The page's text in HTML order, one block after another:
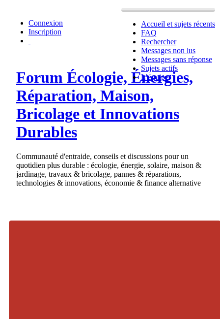
Accueil et sujets récents
FAQ
Rechercher
Messages non lus
Messages sans réponse
Sujets actifs
L’équipe
Connexion
Inscription
Forum Écologie, Énergies,
Réparation, Maison,
Bricolage et Innovations
Durables
Communauté d'entraide, conseils et discussions pour un
quotidien plus durable : écologie, énergie, solaire, maison &
jardinage, travaux & bricolage, pannes & réparations,
technologies & innovations, économie & finance alternative